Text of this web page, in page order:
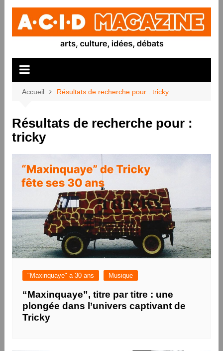
Aller
contenu
Accueil Résultats de recherche pour : tricky
Résultats de recherche pour :
tricky
"Maxinquaye" a 30 ans Musique
“Maxinquaye”, titre par titre : une
plongée dans l’univers captivant de
Tricky